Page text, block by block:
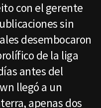
con el gerente
sin
desembocaron
de la liga
antes del
llegó a un
apenas dos